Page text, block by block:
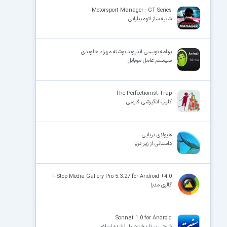
Motorsport Manager - GT Series
شبیه ساز اتومبیلرانی
برنامه نویسی اندروید نوشته‌ مهراد جاویدی
سیستم عامل موبایل
The Perfectionist Trap
کلیپ انگیزشی فارسی
هیولای دریایی
داستانی از زیر دریا
F-Stop Media Gallery Pro 5.3.27 for Android +4.0
گالری مدیا
Sonnat 1.0 for Android